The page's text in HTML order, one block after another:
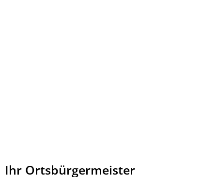
Ihr Ortsbürgermeister